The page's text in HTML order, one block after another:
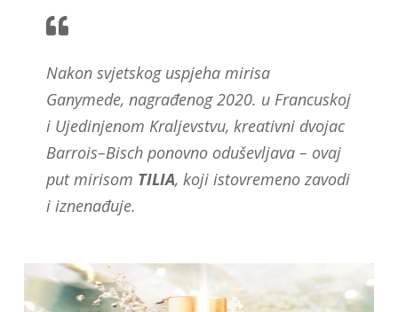
Nakon svjetskog uspjeha mirisa
Ganymede, nagrađenog 2020. u Francuskoj
i Ujedinjenom Kraljevstvu, kreativni dvojac
Barrois–Bisch ponovno oduševljava – ovaj
put mirisom TILIA, koji istovremeno zavodi
i iznenađuje.